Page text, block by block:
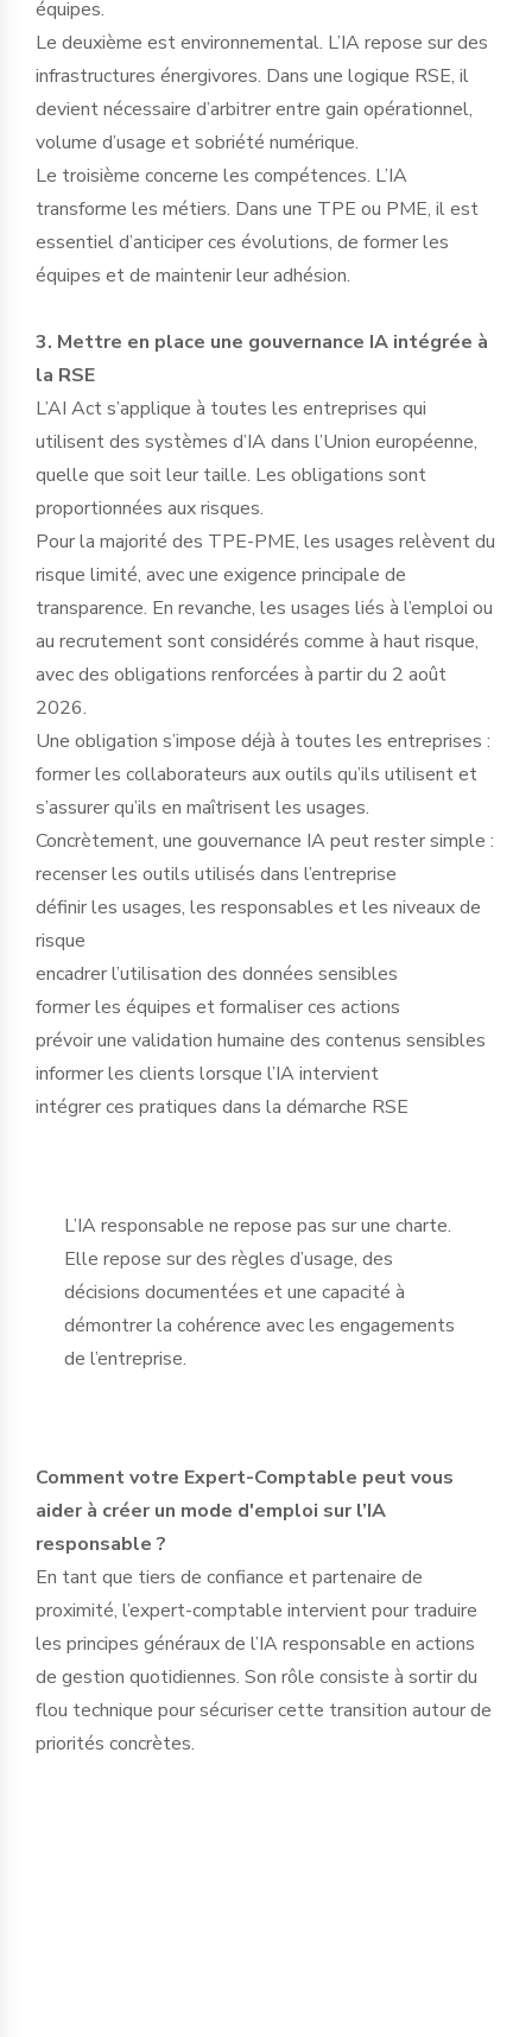
équipes.
Le deuxième est environnemental. L’IA repose sur des
infrastructures énergivores. Dans une logique RSE, il
devient nécessaire d’arbitrer entre gain opérationnel,
volume d’usage et sobriété numérique.
Le troisième concerne les compétences. L’IA
transforme les métiers. Dans une TPE ou PME, il est
essentiel d’anticiper ces évolutions, de former les
équipes et de maintenir leur adhésion.
3. Mettre en place une gouvernance IA intégrée à
la RSE
L’AI Act s’applique à toutes les entreprises qui
utilisent des systèmes d’IA dans l’Union européenne,
quelle que soit leur taille. Les obligations sont
proportionnées aux risques.
Pour la majorité des TPE-PME, les usages relèvent du
risque limité, avec une exigence principale de
transparence. En revanche, les usages liés à l’emploi ou
au recrutement sont considérés comme à haut risque,
avec des obligations renforcées à partir du 2 août
2026.
Une obligation s’impose déjà à toutes les entreprises :
former les collaborateurs aux outils qu’ils utilisent et
s’assurer qu’ils en maîtrisent les usages.
Concrètement, une gouvernance IA peut rester simple :
recenser les outils utilisés dans l’entreprise
définir les usages, les responsables et les niveaux de
risque
encadrer l’utilisation des données sensibles
former les équipes et formaliser ces actions
prévoir une validation humaine des contenus sensibles
informer les clients lorsque l’IA intervient
intégrer ces pratiques dans la démarche RSE
L’IA responsable ne repose pas sur une charte.
Elle repose sur des règles d’usage, des
décisions documentées et une capacité à
démontrer la cohérence avec les engagements
de l’entreprise.
Comment votre Expert-Comptable peut vous
aider à créer un mode d'emploi sur l’IA
responsable ?
En tant que tiers de confiance et partenaire de
proximité, l’expert-comptable intervient pour traduire
les principes généraux de l’IA responsable en actions
de gestion quotidiennes. Son rôle consiste à sortir du
flou technique pour sécuriser cette transition autour de
priorités concrètes.